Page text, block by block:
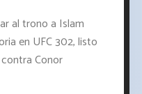
al trono a Islam
en UFC 302, listo
Conor